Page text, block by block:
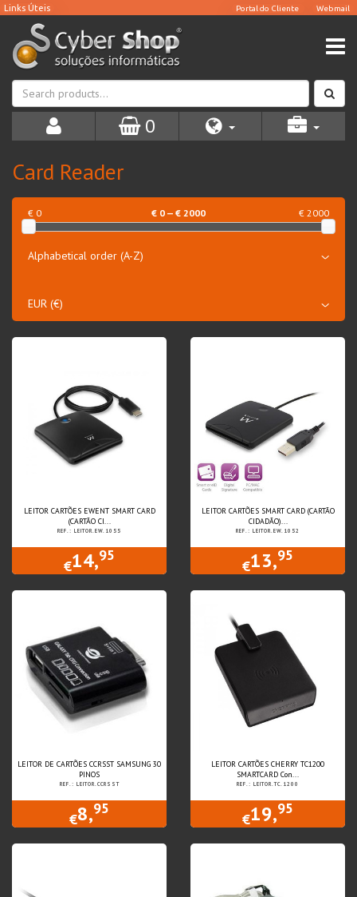
0
Card Reader
€ 0 € 2000
€ 0 — € 2000
LEITOR CARTÕES EWENT SMART CARD
(CARTÃO CI...
REF.: LEITOR.EW.1055
€14,95
LEITOR CARTÕES SMART CARD (CARTÃO
CIDADÃO)...
REF.: LEITOR.EW.1052
€13,95
LEITOR DE CARTÕES CCRSST SAMSUNG 30
PINOS
REF.: LEITOR.CCRSST
€8,95
LEITOR CARTÕES CHERRY TC1200
SMARTCARD Con...
REF.: LEITOR.TC.1200
€19,95